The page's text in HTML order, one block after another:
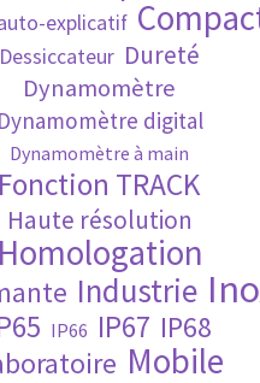
avancée
de la commande
explicatif
Dessiccateur Dureté
Dynamomètre
Dynamomètre digital
Dynamomètre à main
Fonction TRACK
Haute résolution
Homologation
Industrie
IP66 IP67 IP68
Mobile